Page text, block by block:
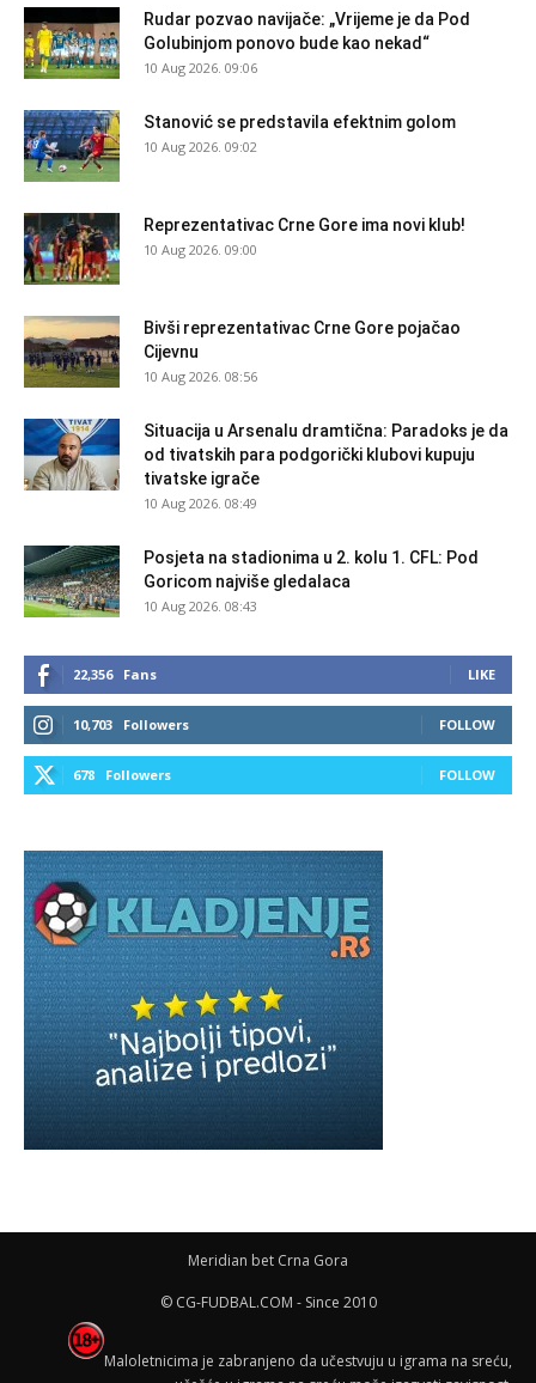
Rudar pozvao navijače: „Vrijeme je da Pod
Golubinjom ponovo bude kao nekad“
10 Aug 2026. 09:06
Stanović se predstavila efektnim golom
10 Aug 2026. 09:02
Reprezentativac Crne Gore ima novi klub!
10 Aug 2026. 09:00
Bivši reprezentativac Crne Gore pojačao
Cijevnu
10 Aug 2026. 08:56
Situacija u Arsenalu dramtična: Paradoks je da
od tivatskih para podgorički klubovi kupuju
tivatske igrače
10 Aug 2026. 08:49
Posjeta na stadionima u 2. kolu 1. CFL: Pod
Goricom najviše gledalaca
10 Aug 2026. 08:43
22,356 Fans LIKE
10,703 Followers FOLLOW
678 Followers FOLLOW
Meridian bet Crna Gora
© CG-FUDBAL.COM - Since 2010
Maloletnicima je zabranjeno da učestvuju u igrama na sreću,